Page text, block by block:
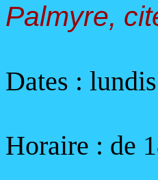
Palmyre,
Dates :
Horaire : de